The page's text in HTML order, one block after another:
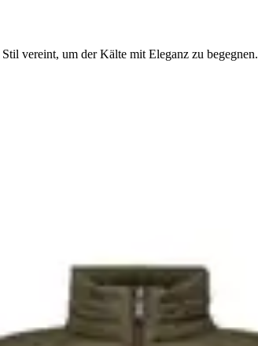
vereint, um der Kälte mit Eleganz zu begegnen.